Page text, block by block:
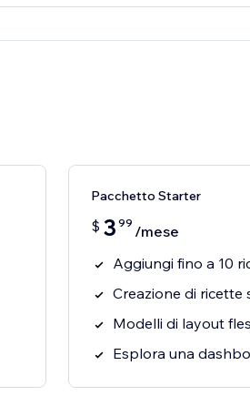
Pacchetto Starter
$ 3 99 /mese
Aggiungi fino a 10
Creazione di ricette
Modelli di layout
Esplora una